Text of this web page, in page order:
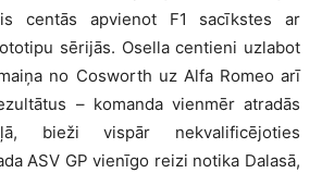
centās apvienot F1 sacīkstes ar
sērijās. Osella centieni uzlabot
no Cosworth uz Alfa Romeo arī
– komanda vienmēr atradās
bieži vispār nekvalificējoties
ASV GP vienīgo reizi notika Dalasā,